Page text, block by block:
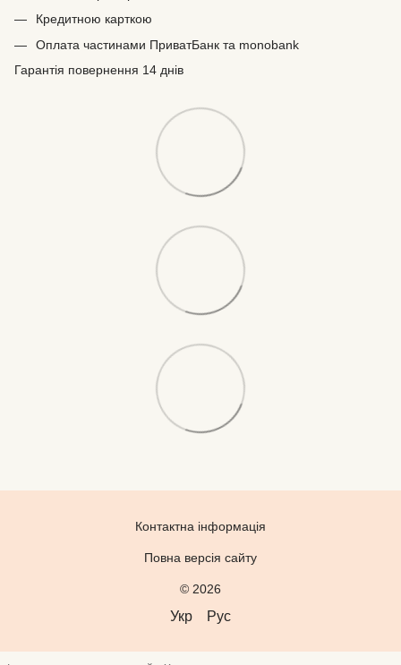
Кредитною карткою
Оплата частинами ПриватБанк та monobank
Гарантія повернення 14 днів
Контактна інформація
Повна версія сайту
© 2026
Укр Рус